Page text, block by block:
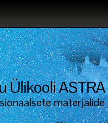
Ülikooli